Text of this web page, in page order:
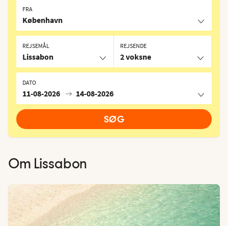
FRA
København
REJSEMÅL
Lissabon
DATO
11-08-2026 14-08-2026
REJSENDE
2 voksne
SØG
Om Lissabon